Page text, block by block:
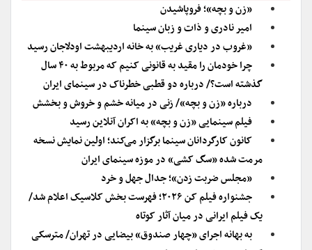
«زن و بچه»؛ فروپاشیدن
امیر نادری و ذات و زبان سینما
«غروب در دیاری غریب» به خانه اردیبهشت اودلاجان رسید
چرا خودمان را مقید به قانونی کنیم که مربوط به ۴۰ سال
گذشته است؟/ درباره دو قطبی خطرناک در سینمای ایران
درباره «زن و بچه»/ زنی در میانه خشم و خروش و بخشش
فیلم سینمایی «زن و بچه» به اکران آنلاین رسید
کانون کارگردانان سینما برگزار می‌کند؛ اولین نمایش نسخه
مرمت شده «سگ کشی» در موزه سینمای ایران
«مجلس ضربت زدن»؛ جدال جهل و خرد
جشنواره فیلم کن ۲۰۲۶؛ فهرست بخش کلاسیک اعلام شد/
یک فیلم ایرانی در میان آثار کوتاه
به بهانه اجرای «چهار صندوق» بیضایی در تهران/ مترسکی